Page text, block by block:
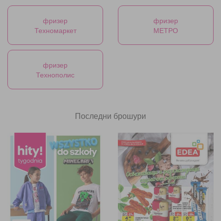
фризер
Техномаркет
фризер
МЕТРО
фризер
Технополис
Последни брошури